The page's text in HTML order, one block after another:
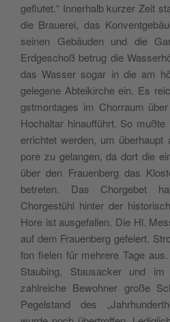
geflutet.“ Inner­halb kurz­er Zeit
die Brauerei, das
seinen Gebäu­den und die
Erdgeschoß betrug die
das Wass­er sog­ar in die am
gele­gene Abteikirche ein. Es
gst­mon­tages im Chor­raum
Hochal­tar hin­auf­führt. So
errichtet wer­den, um
pore zu gelan­gen, da dort die
über den Frauen­berg das
betreten. Das Chorge­bet
Chorgestühl hin­ter der
Hore ist aus­ge­fall­en. Die Hl.
auf dem Frauen­berg gefeiert.
fon fie­len für mehrere Tage
Staub­ing, Stau­sack­er und
zahlre­iche Bewohn­er große
Pegel­stand des